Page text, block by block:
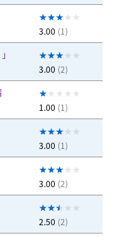
3.00 (1)
3.00 (2)
1.00 (1)
3.00 (1)
3.00 (2)
2.50 (2)